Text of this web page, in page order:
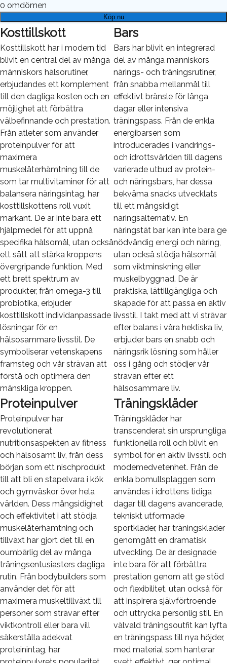
0 omdömen
Köp nu
Kosttillskott
Kosttillskott har i modern tid
blivit en central del av många
människors hälsorutiner,
erbjudandes ett komplement
till den dagliga kosten och en
möjlighet att förbättra
välbefinnande och prestation.
Från atleter som använder
proteinpulver för att
maximera
muskelåterhämtning till de
som tar multivitaminer för att
balansera näringsintag, har
kosttillskottens roll vuxit
markant. De är inte bara ett
hjälpmedel för att uppnå
specifika hälsomål, utan också
ett sätt att stärka kroppens
övergripande funktion. Med
ett brett spektrum av
produkter, från omega-3 till
probiotika, erbjuder
kosttillskott individanpassade
lösningar för en
hälsosammare livsstil. De
symboliserar vetenskapens
framsteg och vår strävan att
förstå och optimera den
mänskliga kroppen.
Bars
Bars har blivit en integrerad
del av många människors
närings- och träningsrutiner,
från snabba mellanmål till
effektivt bränsle för långa
dagar eller intensiva
träningspass. Från de enkla
energibarsen som
introducerades i vandrings-
och idrottsvärlden till dagens
varierade utbud av protein-
och näringsbars, har dessa
bekväma snacks utvecklats
till ett mångsidigt
näringsalternativ. En
näringstät bar kan inte bara ge
nödvändig energi och näring,
utan också stödja hälsomål
som viktminskning eller
muskelbyggnad. De är
praktiska, lättillgängliga och
skapade för att passa en aktiv
livsstil. I takt med att vi strävar
efter balans i våra hektiska liv,
erbjuder bars en snabb och
näringsrik lösning som håller
oss i gång och stödjer vår
strävan efter ett
hälsosammare liv.
Proteinpulver
Proteinpulver har
revolutionerat
nutritionsaspekten av fitness
och hälsosamt liv, från dess
början som ett nischprodukt
till att bli en stapelvara i kök
och gymväskor över hela
världen. Dess mångsidighet
och effektivitet i att stödja
muskelåterhämtning och
tillväxt har gjort det till en
oumbärlig del av många
träningsentusiasters dagliga
rutin. Från bodybuilders som
använder det för att
maximera muskeltillväxt till
personer som strävar efter
viktkontroll eller bara vill
säkerställa adekvat
proteinintag, har
Träningskläder
Träningskläder har
transcenderat sin ursprungliga
funktionella roll och blivit en
symbol för en aktiv livsstil och
modemedvetenhet. Från de
enkla bomullsplaggen som
användes i idrottens tidiga
dagar till dagens avancerade,
tekniskt utformade
sportkläder, har träningskläder
genomgått en dramatisk
utveckling. De är designade
inte bara för att förbättra
prestation genom att ge stöd
och flexibilitet, utan också för
att inspirera självförtroende
och uttrycka personlig stil. En
välvald träningsoutfit kan lyfta
en träningspass till nya höjder,
med material som hanterar